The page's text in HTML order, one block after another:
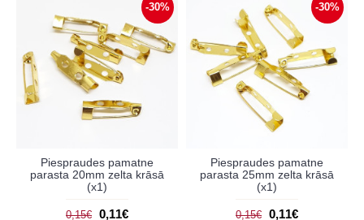
-30%
Piespraudes pamatne
parasta 20mm zelta krāsā
(x1)
0,15€ 0,11€
-30%
Piespraudes pamatne
parasta 25mm zelta krāsā
(x1)
0,15€ 0,11€